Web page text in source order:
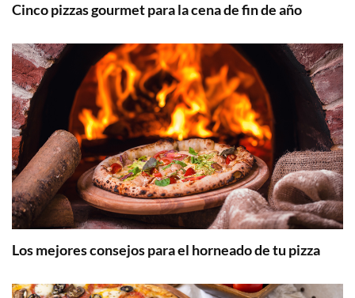
Cinco pizzas gourmet para la cena de fin de año
Los mejores consejos para el horneado de tu pizza